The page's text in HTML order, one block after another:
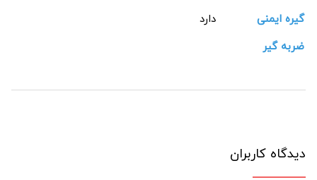
گیره ایمنی
دارد
ضربه گیر
دیدگاه کاربران